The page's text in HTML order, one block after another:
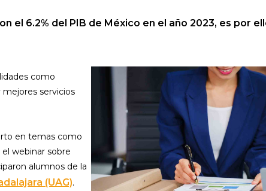
el 6.2% del PIB de México en el año 2023, es por
como
servicios
en temas como
webinar sobre
alumnos de la
(UAG).